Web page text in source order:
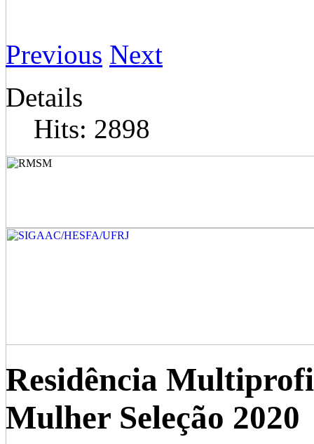
Previous Next
Details
Hits: 2898
Residência
Mulher Seleção 2020